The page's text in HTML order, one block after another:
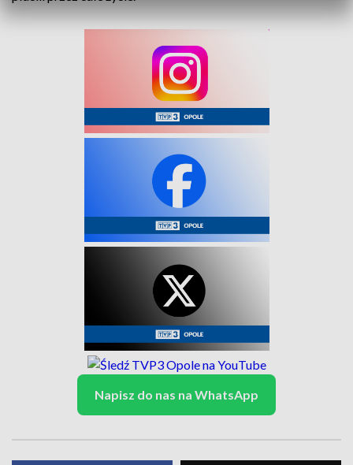
Napisz do nas na WhatsApp